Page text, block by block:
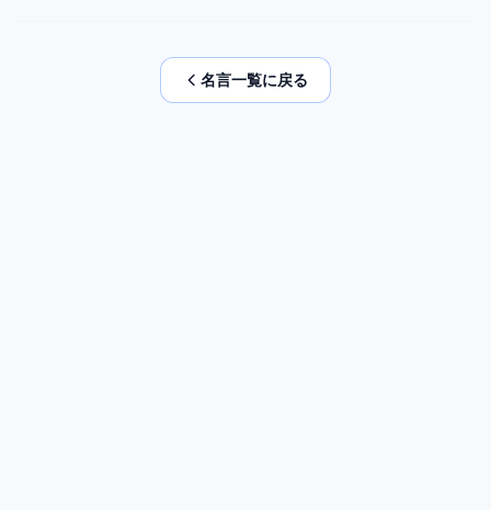
名言一覧に戻る